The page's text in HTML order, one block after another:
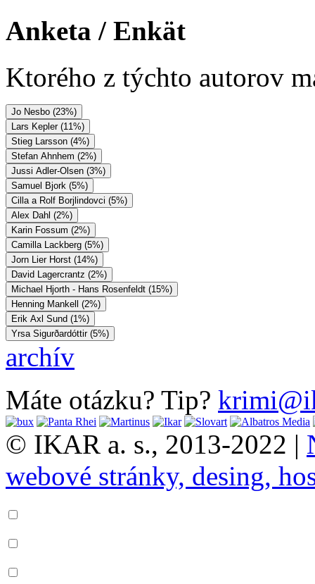
Anketa / Enkät
Ktorého z týchto autorov
Jo Nesbo (23%)
Lars Kepler (11%)
Stieg Larsson (4%)
Stefan Ahnhem (2%)
Jussi Adler-Olsen (3%)
Samuel Bjork (5%)
Cilla a Rolf Borjlindovci (5%)
Alex Dahl (2%)
Karin Fossum (2%)
Camilla Lackberg (5%)
Jorn Lier Horst (14%)
David Lagercrantz (2%)
Michael Hjorth - Hans Rosenfeldt (15%)
Henning Mankell (2%)
Erik Axl Sund (1%)
Yrsa Sigurðardóttir (5%)
archív
Máte otázku? Tip?
© IKAR a. s., 2013-2022 |
webové stránky, desing,